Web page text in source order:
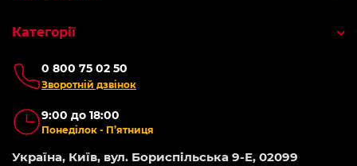
0 800 75 02 50
Зворотній дзвінок
9:00 до 18:00
Понеділок - П’ятниця
Україна, Київ, вул. Бориспільська 9-Е, 02099
Категорії